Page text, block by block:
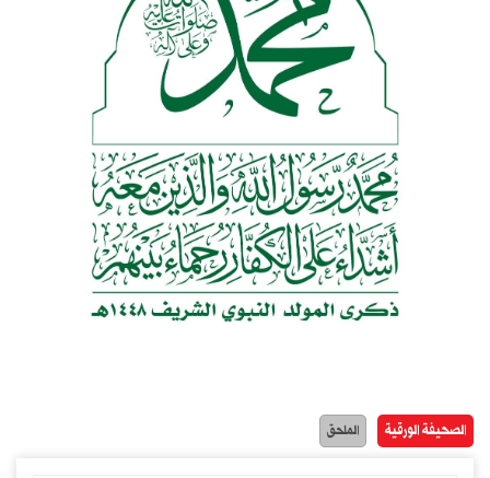
الصحيفة الورقية الملحق